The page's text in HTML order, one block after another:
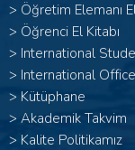
> Öğretim Elemanı
> Öğrenci El Kitabı
> International
> International
> Kütüphane
> Akademik Takvim
> Kalite Politikamız